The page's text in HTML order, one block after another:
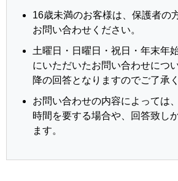
16歳未満のお客様は、保護者の
お問い合わせください。
土曜日・日曜日・祝日・年末年
にいただいたお問い合わせにつ
降の回答となりますのでご了承
お問い合わせの内容によっては
時間を要する場合や、回答致し
ます。